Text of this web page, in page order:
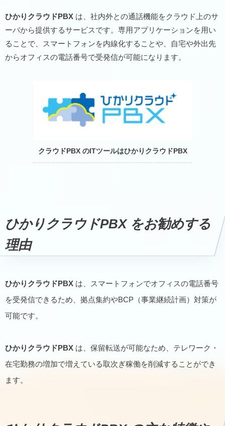
ひかりクラウドPBX は、社内外との通話機能をクラウド上のサ
ーバから提供するサービスです。専用アプリケーションを用い
ることで、スマートフォンを内線化することや、自宅や外出先
からオフィスの電話番号で受発信が可能になります。
クラウドPBXのITツールはひかりクラウドPBX
ひかりクラウドPBX をお勧めする
理由
ひかりクラウドPBX は、スマートフォンでオフィスの電話番号
を受発信できるため、拠点集約やBCP（事業継続計画）対策が
可能です。
ひかりクラウドPBX は、保留転送が可能なため、テレワーク・
在宅勤務の増加で増えている取次ぎ稼働を削減することができ
ます。